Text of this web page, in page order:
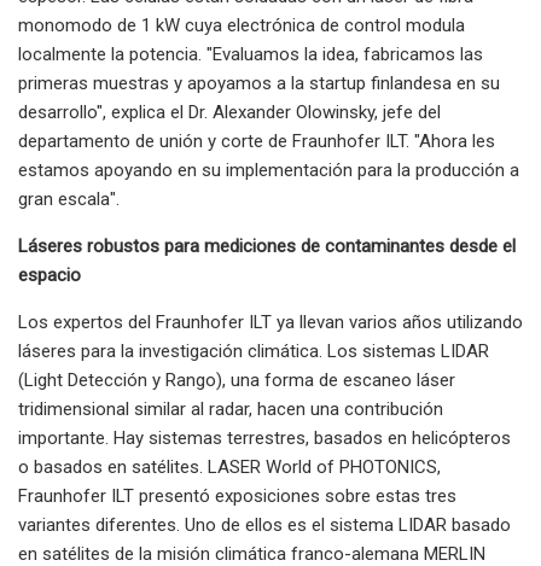
monomodo de 1 kW cuya electrónica de control modula
localmente la potencia. "Evaluamos la idea, fabricamos las
primeras muestras y apoyamos a la startup finlandesa en su
desarrollo", explica el Dr. Alexander Olowinsky, jefe del
departamento de unión y corte de Fraunhofer ILT. "Ahora les
estamos apoyando en su implementación para la producción a
gran escala".
Láseres robustos para mediciones de contaminantes desde el
espacio
Los expertos del Fraunhofer ILT ya llevan varios años utilizando
láseres para la investigación climática. Los sistemas LIDAR
(Light Detección y Rango), una forma de escaneo láser
tridimensional similar al radar, hacen una contribución
importante. Hay sistemas terrestres, basados ​​en helicópteros
o basados ​​en satélites. LASER World of PHOTONICS,
Fraunhofer ILT presentó exposiciones sobre estas tres
variantes diferentes. Uno de ellos es el sistema LIDAR basado
en satélites de la misión climática franco-alemana MERLIN